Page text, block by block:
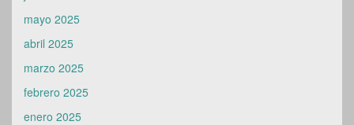
mayo 2025
abril 2025
marzo 2025
febrero 2025
enero 2025